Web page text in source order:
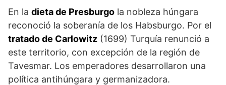
En la dieta de Presburgo la nobleza húngara
reconoció la soberanía de los Habsburgo. Por el
tratado de Carlowitz (1699) Turquía renunció a
este territorio, con excepción de la región de
Tavesmar. Los emperadores desarrollaron una
polí­tica antihúngara y germanizadora.